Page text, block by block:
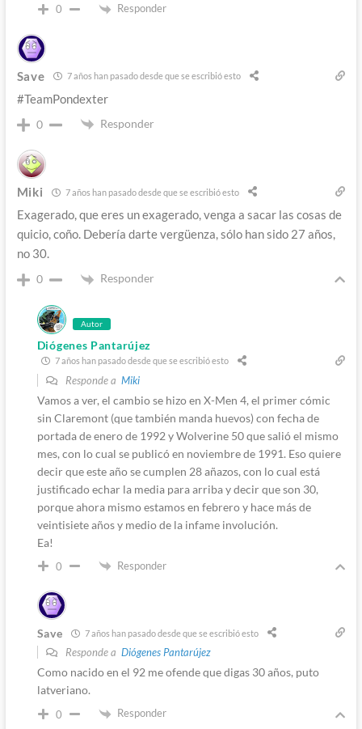
0 Responder
Save 7 años han pasado desde que se escribió esto
#TeamPondexter
0 Responder
Miki 7 años han pasado desde que se escribió esto
Exagerado, que eres un exagerado, venga a sacar las cosas de
quicio, coño. Debería darte vergüenza, sólo han sido 27 años,
no 30.
0 Responder
Autor
Diógenes Pantarújez
7 años han pasado desde que se escribió esto
Responde a Miki
Vamos a ver, el cambio se hizo en X-Men 4, el primer cómic
sin Claremont (que también manda huevos) con fecha de
portada de enero de 1992 y Wolverine 50 que salió el mismo
mes, con lo cual se publicó en noviembre de 1991. Eso quiere
decir que este año se cumplen 28 añazos, con lo cual está
justificado echar la media para arriba y decir que son 30,
porque ahora mismo estamos en febrero y hace más de
veintisiete años y medio de la infame involución.
Ea!
0 Responder
Save 7 años han pasado desde que se escribió esto
Responde a Diógenes Pantarújez
Como nacido en el 92 me ofende que digas 30 años, puto
latveriano.
0 Responder